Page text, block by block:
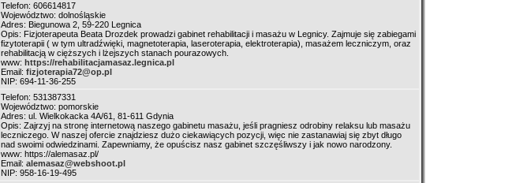
Telefon: 606614817
Województwo: dolnośląskie
Adres: Biegunowa 2, 59-220 Legnica
Opis: Fizjoterapeuta Beata Drozdek prowadzi gabinet rehabilitacji i masażu w Legnicy. Zajmuje się zabiegami
fizytoterapii ( w tym ultradźwięki, magnetoterapia, laseroterapia, elektroterapia), masażem leczniczym, oraz
rehabilitacją w cięższych i lżejszych stanach pourazowych.
www: https://rehabilitacjamasaz.legnica.pl
Email: fizjoterapia72@op.pl
NIP: 694-11-36-255
Telefon: 531387331
Województwo: pomorskie
Adres: ul. Wielkokacka 4A/61, 81-611 Gdynia
Opis: Zajrzyj na stronę internetową naszego gabinetu masażu, jeśli pragniesz odrobiny relaksu lub masażu
leczniczego. W naszej ofercie znajdziesz dużo ciekawiących pozycji, więc nie zastanawiaj się zbyt długo
nad swoimi odwiedzinami. Zapewniamy, że opuścisz nasz gabinet szczęśliwszy i jak nowo narodzony.
www: https://alemasaz.pl/
Email: alemasaz@webshoot.pl
NIP: 958-16-19-495